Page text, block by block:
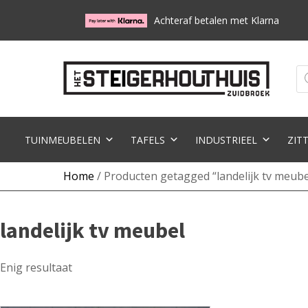
Achteraf betalen met Klarna
TUINMEUBELEN TAFELS INDUSTRIEEL
Home / Producten getagged “landelijk tv
landelijk tv meubel
Enig resultaat